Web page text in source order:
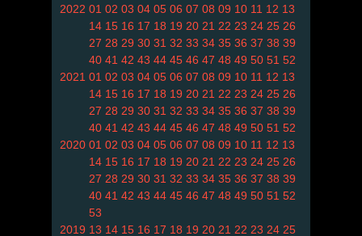
2022 01 02 03 04 05 06 07 08 09 10 11 12 13
14 15 16 17 18 19 20 21 22 23 24 25 26
27 28 29 30 31 32 33 34 35 36 37 38 39
40 41 42 43 44 45 46 47 48 49 50 51 52
2021 01 02 03 04 05 06 07 08 09 10 11 12 13
14 15 16 17 18 19 20 21 22 23 24 25 26
27 28 29 30 31 32 33 34 35 36 37 38 39
40 41 42 43 44 45 46 47 48 49 50 51 52
2020 01 02 03 04 05 06 07 08 09 10 11 12 13
14 15 16 17 18 19 20 21 22 23 24 25 26
27 28 29 30 31 32 33 34 35 36 37 38 39
40 41 42 43 44 45 46 47 48 49 50 51 52
53
2019 13 14 15 16 17 18 19 20 21 22 23 24 25